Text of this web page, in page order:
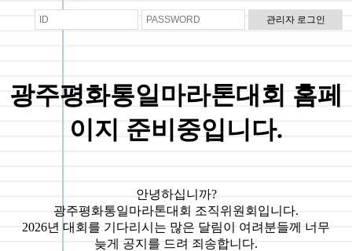
광주평화통일마라톤대회 홈페
이지 준비중입니다.
안녕하십니까?
광주평화통일마라톤대회 조직위원회입니다.
2026년 대회를 기다리시는 많은 달림이 여려분들께 너무
늦게 공지를 드려 죄송합니다.